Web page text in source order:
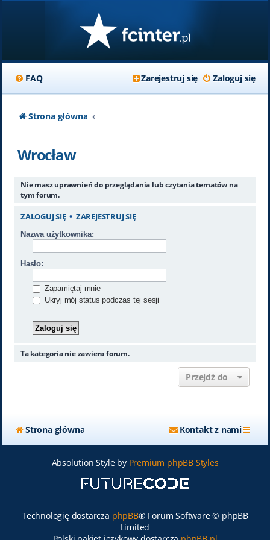
FAQ Zaloguj się
Zarejestruj się
Strona główna
Wrocław
Nie masz uprawnień do przeglądania lub czytania tematów na
tym forum.
ZALOGUJ SIĘ• ZAREJESTRUJ SIĘ
Nazwa użytkownika:
Hasło:
Zapamiętaj mnie
Ukryj mój status podczas tej sesji
Ta kategoria nie zawiera forum.
Przejdź do
Strona główna Kontakt z nami
Absolution Style by Premium phpBB Styles
Technologię dostarcza phpBB® Forum Software © phpBB
Limited